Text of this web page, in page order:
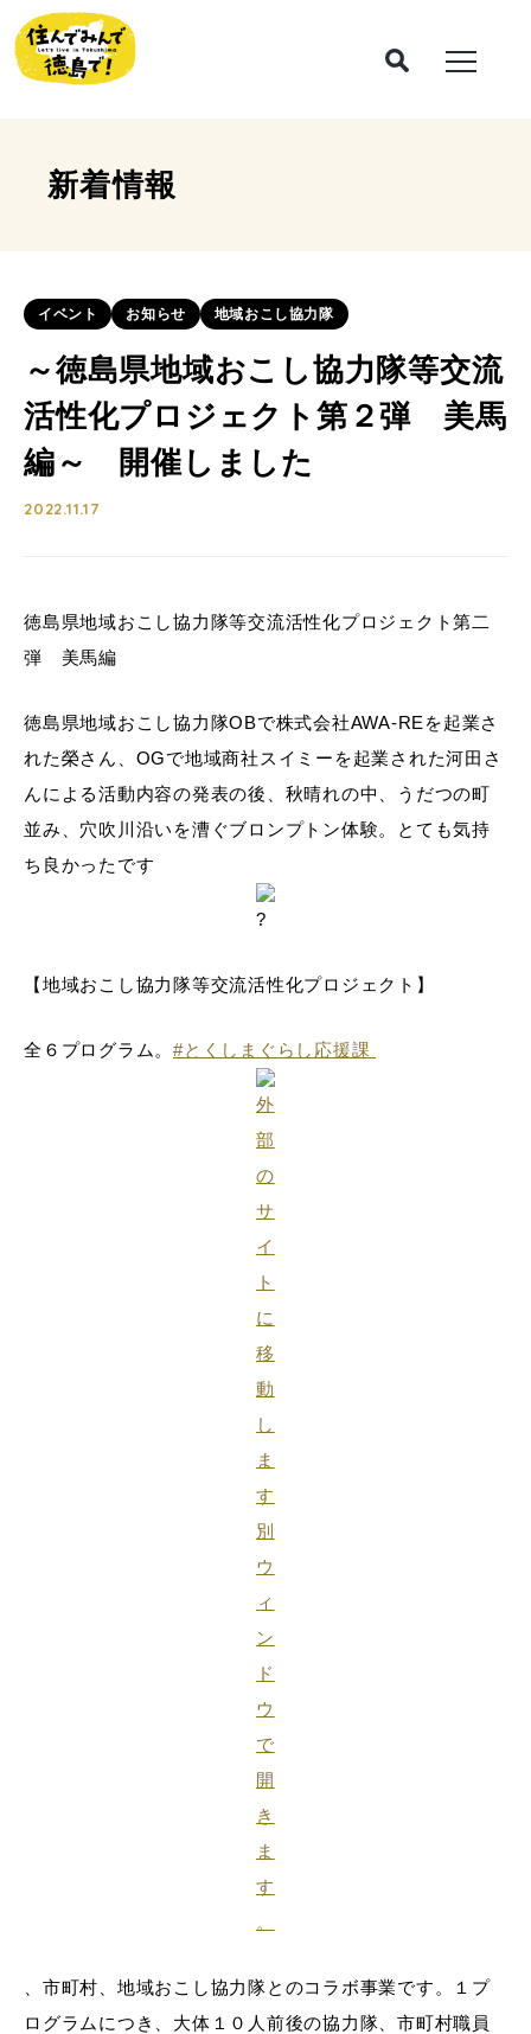
新着情報
イベント お知らせ 地域おこし協力隊
～徳島県地域おこし協力隊等交流
活性化プロジェクト第２弾 美馬
編～ 開催しました
2022.11.17
徳島県地域おこし協力隊等交流活性化プロジェクト第二
弾 美馬編
徳島県地域おこし協力隊OBで株式会社AWA-REを起業さ
れた榮さん、OGで地域商社スイミーを起業された河田さ
んによる活動内容の発表の後、秋晴れの中、うだつの町
並み、穴吹川沿いを漕ぐブロンプトン体験。とても気持
ち良かったです
【地域おこし協力隊等交流活性化プロジェクト】
全６プログラム。 #とくしまぐらし応援課
、市町村、地域おこし協力隊とのコラボ事業です。１プ
ログラムにつき、大体１０人前後の協力隊、市町村職員